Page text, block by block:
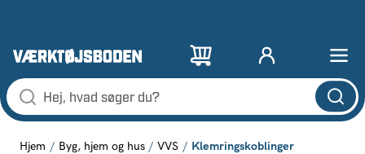
Hjem Byg, hjem og hus VVS Klemringskoblinger